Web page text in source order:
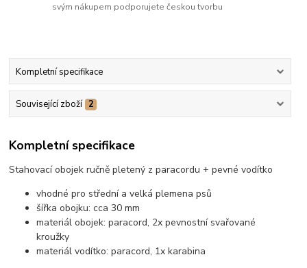
svým nákupem podporujete českou tvorbu
Kompletní specifikace
Související zboží 2
Kompletní specifikace
Stahovací obojek ručně pletený z paracordu + pevné vodítko
vhodné pro střední a velká plemena psů
šířka obojku: cca 30 mm
materiál obojek: paracord, 2x pevnostní svařované
kroužky
materiál vodítko: paracord, 1x karabina